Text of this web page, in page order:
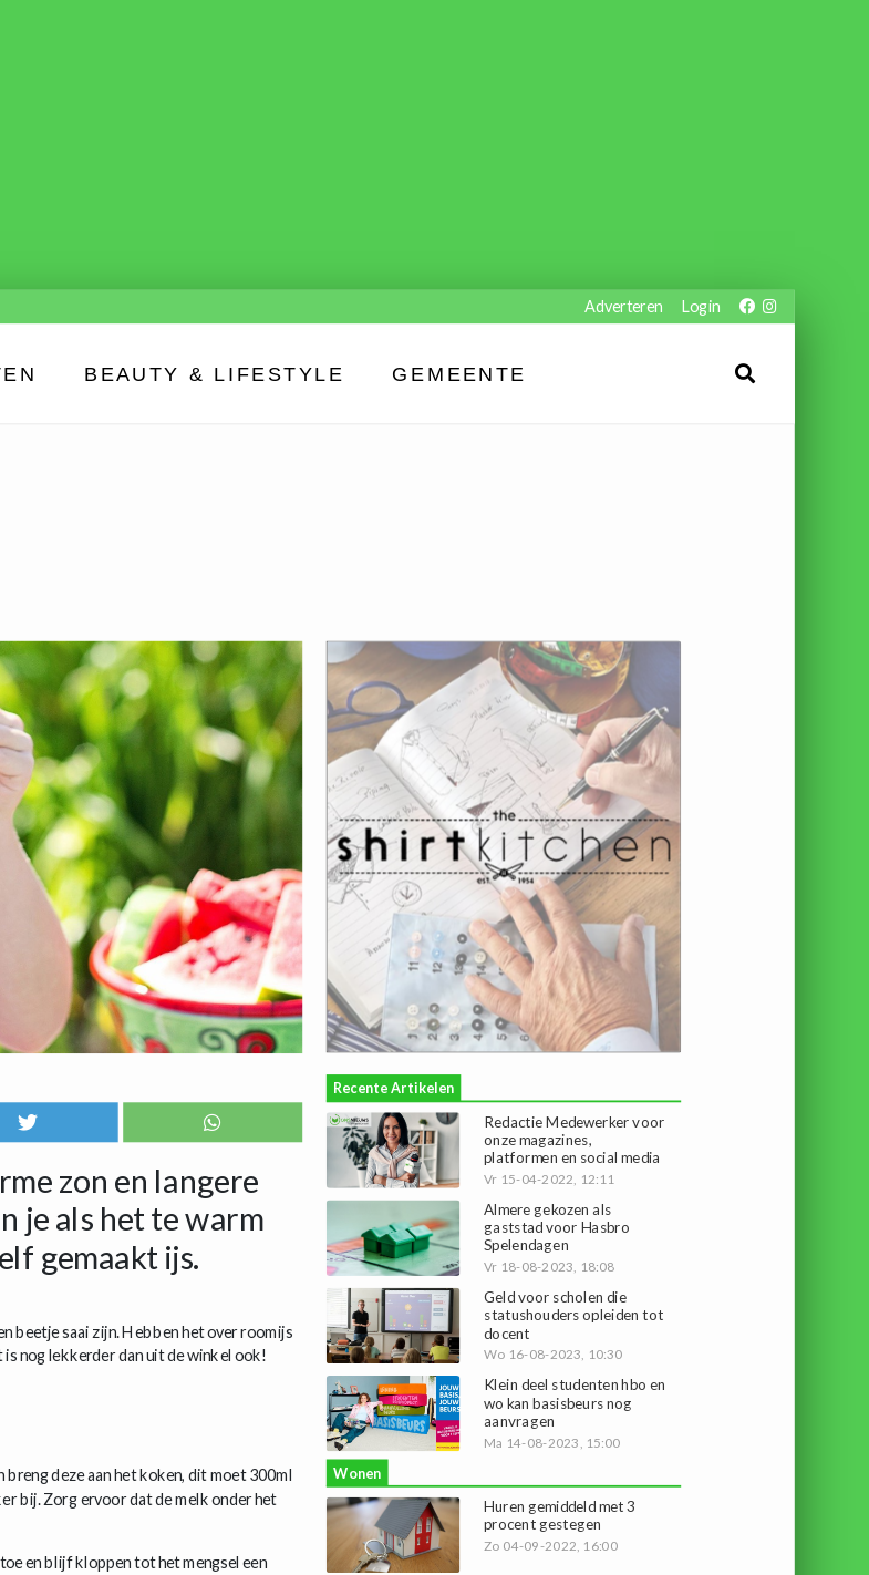
Adverteren Login
BEAUTY & LIFESTYLE GEMEENTE
zon en langere
je als het te warm
gemaakt ijs.
beetje saai zijn. Hebben het over roomijs
is nog lekkerder dan uit de winkel ook!
breng deze aan het koken, dit moet 300ml
bij. Zorg ervoor dat de melk onder het
en blijf kloppen tot het mengsel een
Recente Artikelen
Redactie Medewerker voor
onze magazines,
platformen en social media
Vr 15-04-2022, 12:11
Almere gekozen als
gaststad voor Hasbro
Spelendagen
Vr 18-08-2023, 18:08
Geld voor scholen die
statushouders opleiden tot
docent
Wo 16-08-2023, 10:30
Klein deel studenten hbo en
wo kan basisbeurs nog
aanvragen
Ma 14-08-2023, 15:00
Wonen
Huren gemiddeld met 3
procent gestegen
Zo 04-09-2022, 16:00